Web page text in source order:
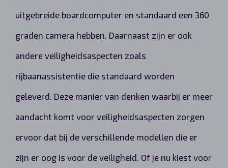
uitgebreide boardcomputer en standaard een 360
graden camera hebben. Daarnaast zijn er ook
andere veiligheidsaspecten zoals
rijbaanassistentie die standaard worden
geleverd. Deze manier van denken waarbij er meer
aandacht komt voor veiligheidsaspecten zorgen
ervoor dat bij de verschillende modellen die er
zijn er oog is voor de veiligheid. Of je nu kiest voor